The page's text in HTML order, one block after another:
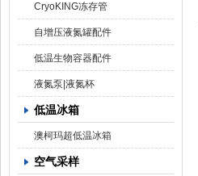
CryoKING冻存管
自增压液氮罐配件
低温生物容器配件
液氮泵|液氮杯
低温冰箱
澳柯玛超低温冰箱
空气采样